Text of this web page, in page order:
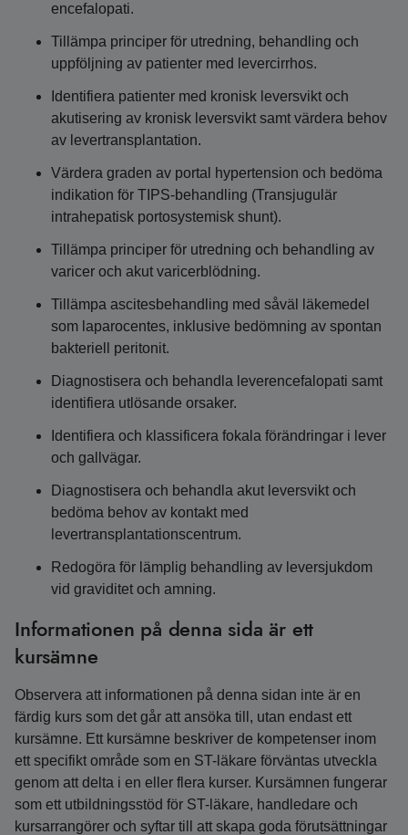
encefalopati.
Tillämpa principer för utredning, behandling och
uppföljning av patienter med levercirrhos.
Identifiera patienter med kronisk leversvikt och
akutisering av kronisk leversvikt samt värdera behov
av levertransplantation.
Värdera graden av portal hypertension och bedöma
indikation för TIPS-behandling (Transjugulär
intrahepatisk portosystemisk shunt).
Tillämpa principer för utredning och behandling av
varicer och akut varicerblödning.
Tillämpa ascitesbehandling med såväl läkemedel
som laparocentes, inklusive bedömning av spontan
bakteriell peritonit.
Diagnostisera och behandla leverencefalopati samt
identifiera utlösande orsaker.
Identifiera och klassificera fokala förändringar i lever
och gallvägar.
Diagnostisera och behandla akut leversvikt och
bedöma behov av kontakt med
levertransplantationscentrum.
Redogöra för lämplig behandling av leversjukdom
vid graviditet och amning.
Informationen på denna sida är ett
kursämne
Observera att informationen på denna sidan inte är en
färdig kurs som det går att ansöka till, utan endast ett
kursämne. Ett kursämne beskriver de kompetenser inom
ett specifikt område som en ST-läkare förväntas utveckla
genom att delta i en eller flera kurser. Kursämnen fungerar
som ett utbildningsstöd för ST-läkare, handledare och
kursarrangörer och syftar till att skapa goda förutsättningar